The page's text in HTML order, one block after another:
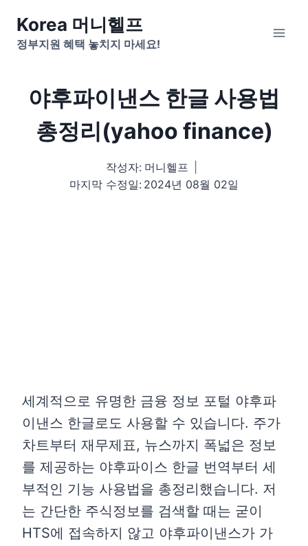
content
Korea 머니헬프
정부지원 혜택 놓치지 마세요!
야후파이낸스 한글 사용법
총정리(yahoo finance)
작성자: 머니헬프
마지막 수정일: 2024년 08월 02일
세계적으로 유명한 금융 정보 포털 야후파
이낸스 한글로도 사용할 수 있습니다. 주가
차트부터 재무제표, 뉴스까지 폭넓은 정보
를 제공하는 야후파이스 한글 번역부터 세
부적인 기능 사용법을 총정리했습니다. 저
는 간단한 주식정보를 검색할 때는 굳이
HTS에 접속하지 않고 야후파이낸스가 가